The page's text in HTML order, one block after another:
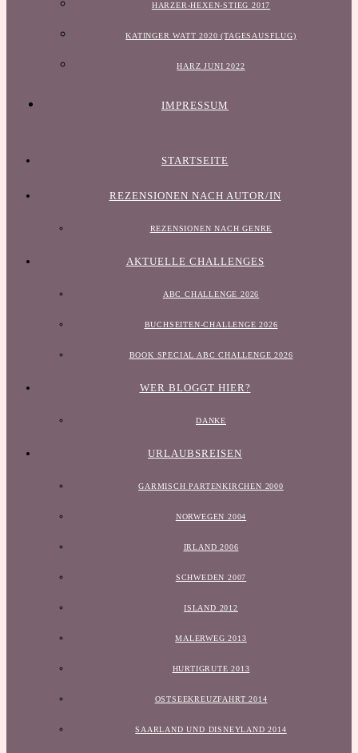
HARZER-HEXEN-STIEG 2017
KATINGER WATT 2020 (TAGESAUSFLUG)
HARZ JUNI 2022
IMPRESSUM
STARTSEITE
REZENSIONEN NACH AUTOR/IN
REZENSIONEN NACH GENRE
AKTUELLE CHALLENGES
ABC CHALLENGE 2026
BUCHSEITEN-CHALLENGE 2026
BOOK SPECIAL ABC CHALLENGE 2026
WER BLOGGT HIER?
DANKE
URLAUBSREISEN
GARMISCH PARTENKIRCHEN 2000
NORWEGEN 2004
IRLAND 2006
SCHWEDEN 2007
ISLAND 2012
MALERWEG 2013
HURTIGRUTE 2013
OSTSEEKREUZFAHRT 2014
SAARLAND UND DISNEYLAND 2014